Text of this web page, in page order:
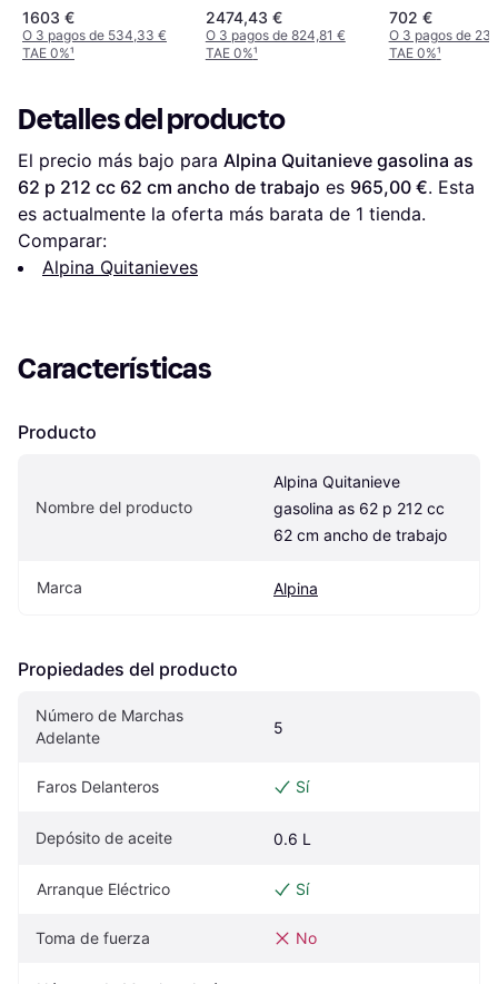
1603 €
O 3 pagos de 534,33 €
TAE 0%¹
2474,43 €
O 3 pagos de 824,81 €
TAE 0%¹
Amarillo Y
702 €
O 3 pagos de
TAE 0%¹
Detalles del producto
El precio más bajo para Alpina Quitanieve gasolina as
62 p 212 cc 62 cm ancho de trabajo es 965,00 €. Esta
es actualmente la oferta más barata de 1 tienda.
Comparar:
Alpina Quitanieves
Características
Producto
Nombre del producto
Alpina Quitanieve
gasolina as 62 p 212 cc
62 cm ancho de trabajo
Marca Alpina
Propiedades del producto
Número de Marchas
Adelante
5
Faros Delanteros Sí
Depósito de aceite 0.6 L
Arranque Eléctrico Sí
Toma de fuerza No